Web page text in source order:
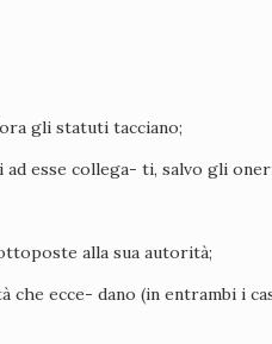
gli statuti tacciano;
esse collega- ti, salvo gli
alla sua autorità;
ecce- dano (in entrambi i